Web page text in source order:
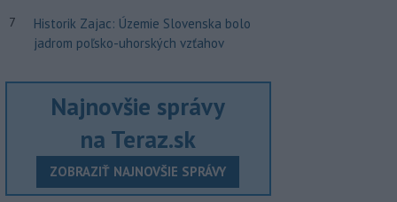
7
Historik Zajac: Územie Slovenska bolo
jadrom poľsko-uhorských vzťahov
Najnovšie správy
na Teraz.sk
ZOBRAZIŤ NAJNOVŠIE SPRÁVY